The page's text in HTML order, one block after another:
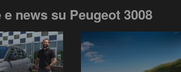
news su Peugeot 3008